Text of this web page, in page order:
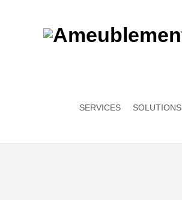
SERVICES SOLUTIONS